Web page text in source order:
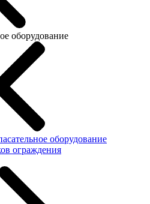
оборудование
оборудование
ограждения